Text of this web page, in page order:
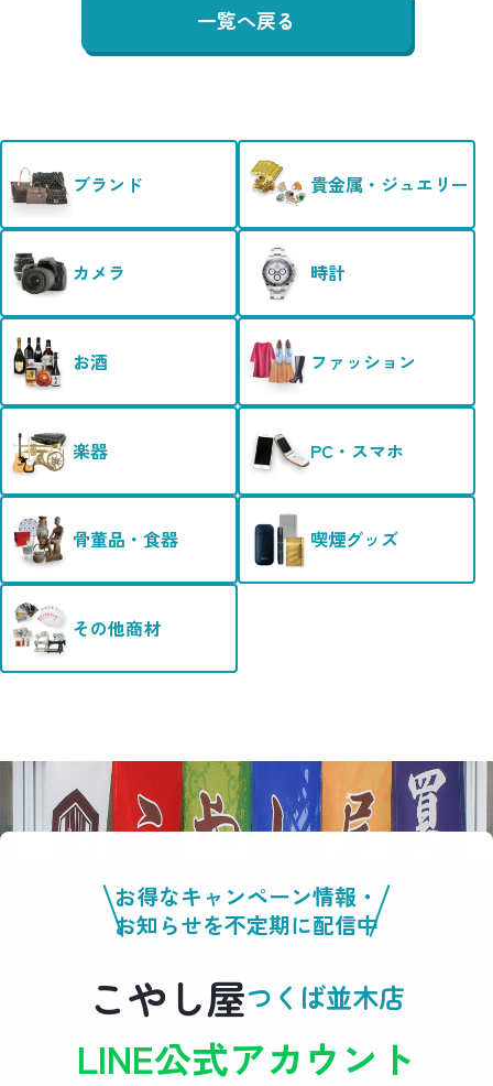
一覧へ戻る
ブランド 貴金属・ジュエリー
カメラ 時計
お酒 ファッション
楽器 PC・スマホ
骨董品・食器 喫煙グッズ
その他商材
お得なキャンペーン情報・
お知らせを不定期に配信中
こやし屋つくば並木店
LINE公式アカウント